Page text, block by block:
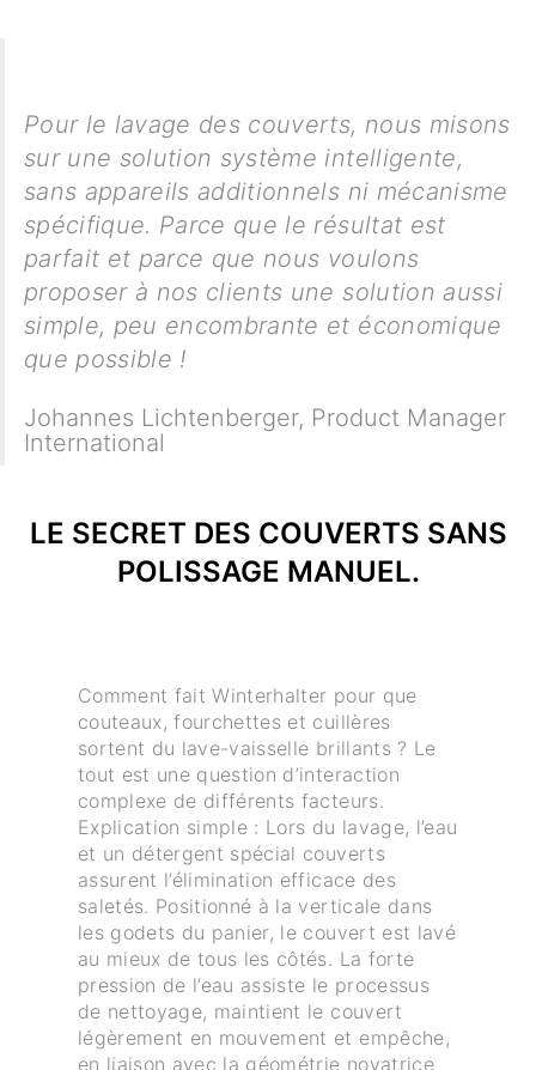
Pour le lavage des couverts, nous misons
sur une solution système intelligente,
sans appareils additionnels ni mécanisme
spécifique. Parce que le résultat est
parfait et parce que nous voulons
proposer à nos clients une solution aussi
simple, peu encombrante et économique
que possible !
Johannes Lichtenberger, Product Manager
International
LE SECRET DES COUVERTS SANS
POLISSAGE MANUEL.
Comment fait Winterhalter pour que
couteaux, fourchettes et cuillères
sortent du lave-vaisselle brillants ? Le
tout est une question d’interaction
complexe de différents facteurs.
Explication simple : Lors du lavage, l’eau
et un détergent spécial couverts
assurent l’élimination efficace des
saletés. Positionné à la verticale dans
les godets du panier, le couvert est lavé
au mieux de tous les côtés. La forte
pression de l’eau assiste le processus
de nettoyage, maintient le couvert
légèrement en mouvement et empêche,
en liaison avec la géométrie novatrice